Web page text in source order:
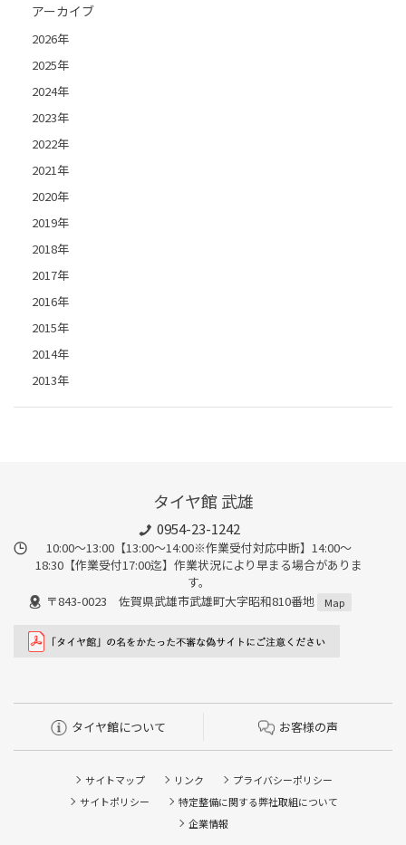
アーカイブ
2026年
2025年
2024年
2023年
2022年
2021年
2020年
2019年
2018年
2017年
2016年
2015年
2014年
2013年
タイヤ館 武雄
0954-23-1242
10:00～13:00【13:00～14:00※作業受付対応中断】14:00～
18:30【作業受付17:00迄】作業状況により早まる場合がありま
す。
〒843-0023 佐賀県武雄市武雄町大字昭和810番地
Map
タイヤ館について お客様の声
サイトマップ リンク
プライバシーポリシー
サイトポリシー
特定整備に関する弊社取組について
企業情報